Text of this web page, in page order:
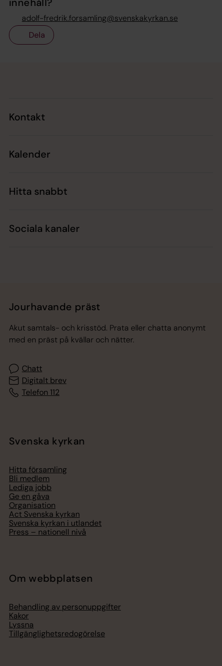
adolf-fredrik.forsamling@svenskakyrkan.se
Dela
Kontakt
Kalender
Hitta snabbt
Sociala kanaler
Jourhavande präst
Akut samtals- och krisstöd. Prata eller chatta anonymt
med en präst på kvällar och nätter.
Chatt
Digitalt brev
Telefon 112
Svenska kyrkan
Hitta församling
Bli medlem
Lediga jobb
Ge en gåva
Organisation
Act Svenska kyrkan
Svenska kyrkan i utlandet
Press – nationell nivå
Om webbplatsen
Behandling av personuppgifter
Kakor
Lyssna
Tillgänglighetsredogörelse